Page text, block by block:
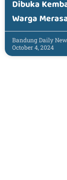
Dibuka
Warga
Bandung Daily
October 4, 2024